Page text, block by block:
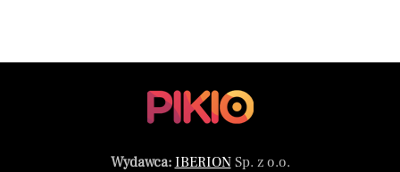
Wydawca: IBERIONSp. z o.o.